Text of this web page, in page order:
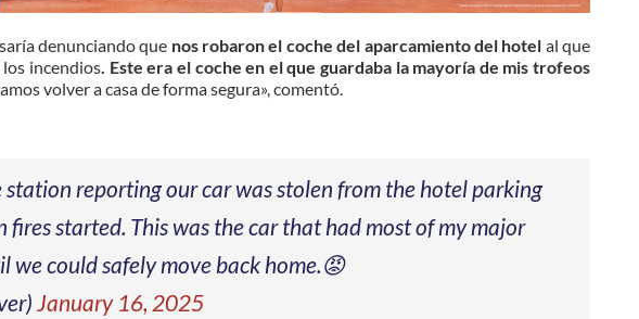
denunciando que nos robaron el coche del aparcamiento del hotel al que
incendios. Este era el coche en el que guardaba la mayoría de mis trofeos
volver a casa de forma segura», comentó.
station reporting our car was stolen from the hotel parking
started. This was the car that had most of my major
we could safely move back home.😡
January 16, 2025